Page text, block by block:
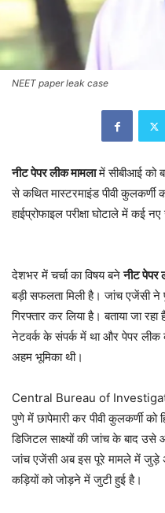
NEET paper leak case
नीट पेपर लीक मामलामें सीबीआई को
से कथित मास्टरमाइंड पीवी कुलकर्णी
हाईप्रोफाइल परीक्षा घोटाले में कई
देशभर में चर्चा का विषय बनेनीट पेपर
बड़ी सफलता मिली है। जांच एजेंसी ने
गिरफ्तार कर लिया है। बताया जा
नेटवर्क के संपर्क में था और पेपर लीक
अहम भूमिका थी।
Central Bureau of
पुणे में छापेमारी कर पीवी कुलकर्णी
डिजिटल साक्ष्यों की जांच के बाद उसे
जांच एजेंसी अब इस पूरे मामले में जुड़े
कड़ियों को जोड़ने में जुटी हुई है।